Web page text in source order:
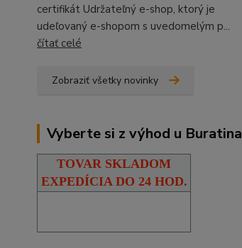
certifikát Udržateľný e-shop, ktorý je
udeľovaný e-shopom s uvedomelým p...
čítať celé
Zobraziť všetky novinky
Vyberte si z výhod u Buratina
TOVAR SKLADOM
EXPEDÍCIA DO 24 HOD.